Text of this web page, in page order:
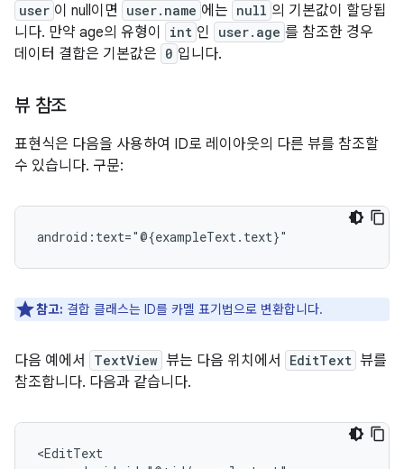
user 이 null이면 user.name 에는 null 의 기본값이 할당됩
니다. 만약 age의 유형이
int 인 user.age 를 참조한 경우
데이터 결합은 기본값은 0 입니다.
뷰 참조
표현식은 다음을 사용하여 ID로 레이아웃의 다른 뷰를 참조할
수 있습니다. 구문:
참고: 결합 클래스는 ID를 카멜 표기법으로 변환합니다.
다음 예에서 TextView 뷰는 다음 위치에서 EditText 뷰를
참조합니다. 다음과 같습니다.